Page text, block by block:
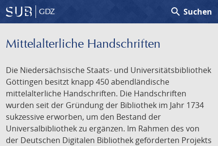
GDZ search Suchen
Mittelalterliche Handschriften
Die Niedersächsische Staats- und Universitätsbibliothek
Göttingen besitzt knapp 450 abendländische
mittelalterliche Handschriften. Die Handschriften
wurden seit der Gründung der Bibliothek im Jahr 1734
sukzessive erworben, um den Bestand der
Universalbibliothek zu ergänzen. Im Rahmen des von
der Deutschen Digitalen Bibliothek geförderten Projekts